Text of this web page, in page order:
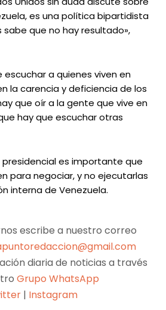
es una política bipartidista
sabe que no hay resultado»,
a quienes viven en
la carencia y deficiencia de los
que oír a la gente que vive en
hay que escuchar otras
es importante que
para negociar, y no ejecutarlas
interna de Venezuela.
escribe a nuestro correo
diaria de noticias a través
Grupo WhatsApp
| Instagram